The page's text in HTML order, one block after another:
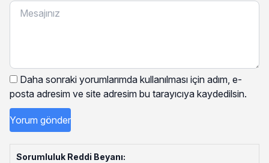
Daha sonraki yorumlarımda kullanılması için adım, e-
posta adresim ve site adresim bu tarayıcıya kaydedilsin.
Sorumluluk Reddi Beyanı: